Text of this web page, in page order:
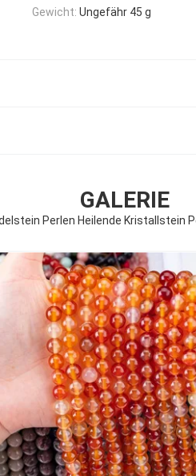
Gewicht: Ungefähr 45 g
GALERIE
Perlen Heilende Kristallstein